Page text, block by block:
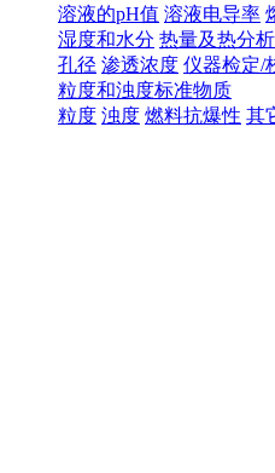
溶液的pH值 溶液电导率
湿度和水分 热量及热分析
孔径 渗透浓度 仪器检定/
粒度和浊度标准物质
粒度 浊度 燃料抗爆性 其